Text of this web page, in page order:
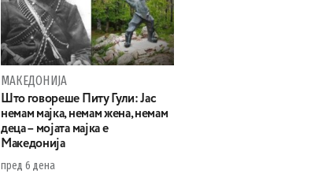
МАКЕДОНИЈА
Што говореше Питу Гули: Јас
немам мајка, немам жена, немам
деца – мојата мајка е
Македонија
пред 6 дена